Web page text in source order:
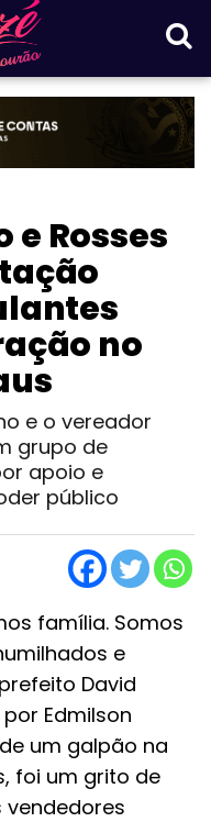
e Rosses
no
e o vereador
grupo de
apoio e
público
família. Somos
e
David
Edmilson
um galpão na
foi um grito de